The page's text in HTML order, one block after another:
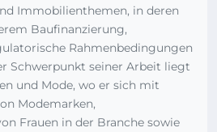
Immobilienthemen, in deren
Baufinanzierung,
Rahmenbedingungen
Schwerpunkt seiner Arbeit liegt
und Mode, wo er sich mit
Modemarken,
Frauen in der Branche sowie